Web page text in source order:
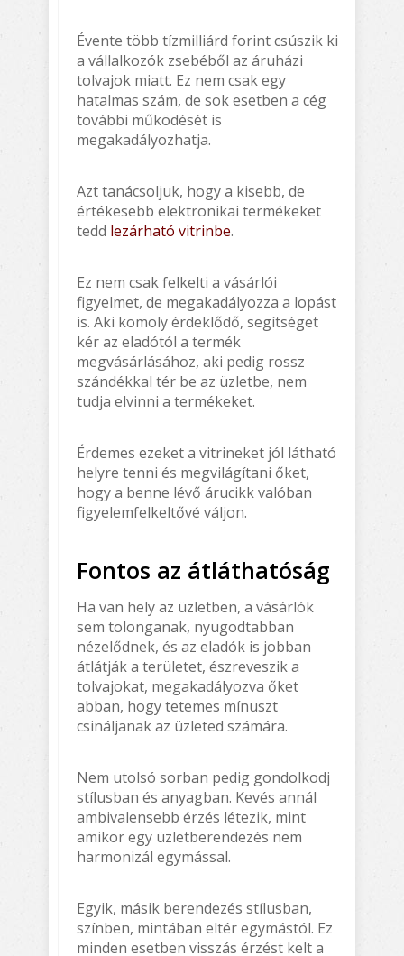
Évente több tízmilliárd forint csúszik ki
a vállalkozók zsebéből az áruházi
tolvajok miatt. Ez nem csak egy
hatalmas szám, de sok esetben a cég
további működését is
megakadályozhatja.
Azt tanácsoljuk, hogy a kisebb, de
értékesebb elektronikai termékeket
tedd lezárható vitrinbe.
Ez nem csak felkelti a vásárlói
figyelmet, de megakadályozza a lopást
is. Aki komoly érdeklődő, segítséget
kér az eladótól a termék
megvásárlásához, aki pedig rossz
szándékkal tér be az üzletbe, nem
tudja elvinni a termékeket.
Érdemes ezeket a vitrineket jól látható
helyre tenni és megvilágítani őket,
hogy a benne lévő árucikk valóban
figyelemfelkeltővé váljon.
Fontos az átláthatóság
Ha van hely az üzletben, a vásárlók
sem tolonganak, nyugodtabban
nézelődnek, és az eladók is jobban
átlátják a területet, észreveszik a
tolvajokat, megakadályozva őket
abban, hogy tetemes mínuszt
csináljanak az üzleted számára.
Nem utolsó sorban pedig gondolkodj
stílusban és anyagban. Kevés annál
ambivalensebb érzés létezik, mint
amikor egy üzletberendezés nem
harmonizál egymással.
Egyik, másik berendezés stílusban,
színben, mintában eltér egymástól. Ez
minden esetben visszás érzést kelt a